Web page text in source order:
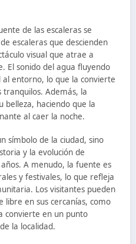
de las escaleras se
escaleras que descienden
visual que atrae a
El sonido del agua fluyendo
entorno, lo que la convierte
Además, la
belleza, haciendo que la
al caer la noche.
símbolo de la ciudad, sino
y la evolución de
A menudo, la fuente es
y festivales, lo que refleja
Los visitantes pueden
en sus cercanías, como
convierte en un punto
la localidad.